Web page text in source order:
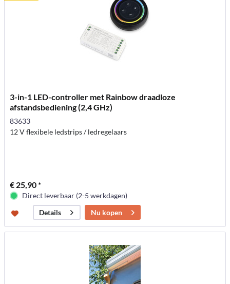
3-in-1 LED-controller met Rainbow draadloze
afstandsbediening (2,4 GHz)
83633
12 V flexibele ledstrips / ledregelaars
€ 25,90 *
Direct leverbaar (2-5 werkdagen)
Details
Nu kopen